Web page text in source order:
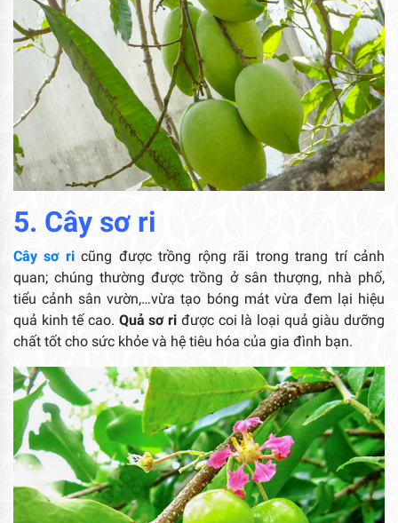
5. Cây sơ ri
Cây sơ ricũng được trồng rộng rãi trong trang trí cảnh
quan; chúng thường được trồng ở sân thượng, nhà phố,
tiểu cảnh sân vườn,…vừa tạo bóng mát vừa đem lại hiệu
quả kinh tế cao. Quả sơ ri được coi là loại quả giàu dưỡng
chất tốt cho sức khỏe và hệ tiêu hóa của gia đình bạn.